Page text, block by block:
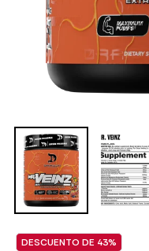
DESCUENTO DE 43%